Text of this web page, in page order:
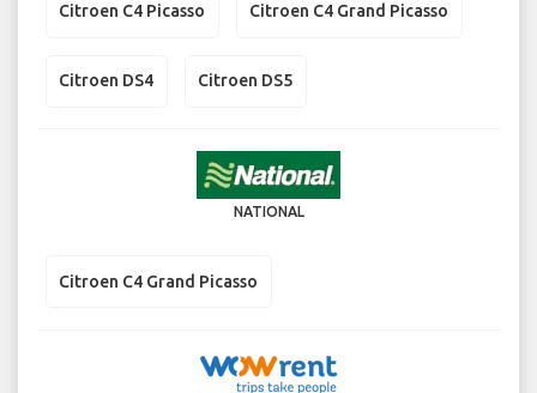
Citroen C4 Picasso Citroen C4 Grand Picasso
Citroen DS4 Citroen DS5
NATIONAL
Citroen C4 Grand Picasso